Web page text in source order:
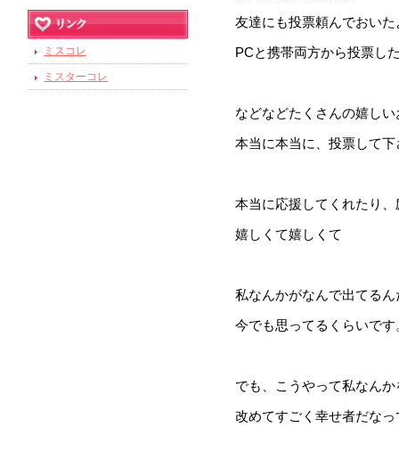
友達にも投票頼んでおいた
PCと携帯両方から投票し
などなどたくさんの嬉し
本当に本当に、投票して
本当に応援してくれたり
嬉しくて嬉しくて
私なんかがなんで出てる
今でも思ってるくらいです
でも、こうやって私なん
改めてすごく幸せ者だな
ミスコレ
ミスターコレ